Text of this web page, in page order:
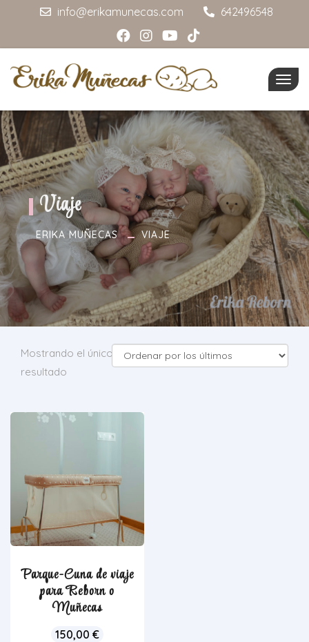
info@erikamunecas.com 642496548
Viaje
ERIKA MUÑECAS VIAJE
Mostrando el único
resultado
Parque-Cuna de viaje
para Reborn o
Muñecas
150,00 €